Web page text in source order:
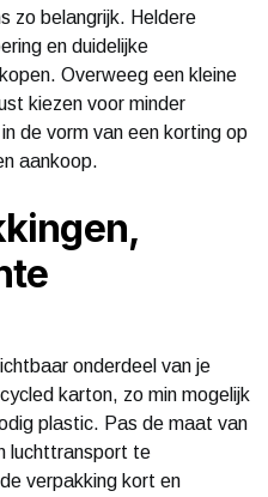
zo belangrijk. Heldere
en duidelijke
Overweeg een kleine
kiezen voor minder
de vorm van een korting op
aankoop.
onderdeel van je
karton, zo min mogelijk
plastic. Pas de maat van
luchttransport te
verpakking kort en